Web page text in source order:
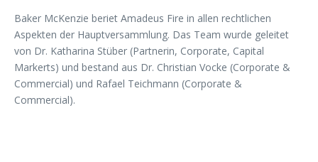
Baker McKenzie beriet Amadeus Fire in allen rechtlichen
Aspekten der Hauptversammlung. Das Team wurde geleitet
von Dr. Katharina Stüber (Partnerin, Corporate, Capital
Markerts) und bestand aus Dr. Christian Vocke (Corporate &
Commercial) und Rafael Teichmann (Corporate &
Commercial).